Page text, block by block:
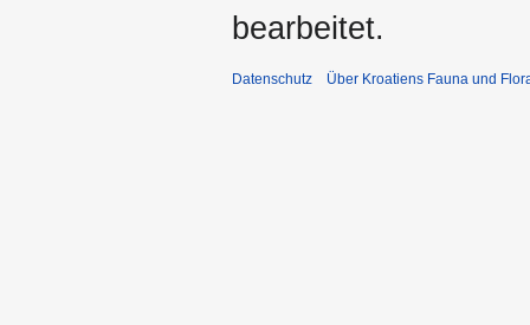
bearbeitet.
Datenschutz Über Kroatiens Fauna und